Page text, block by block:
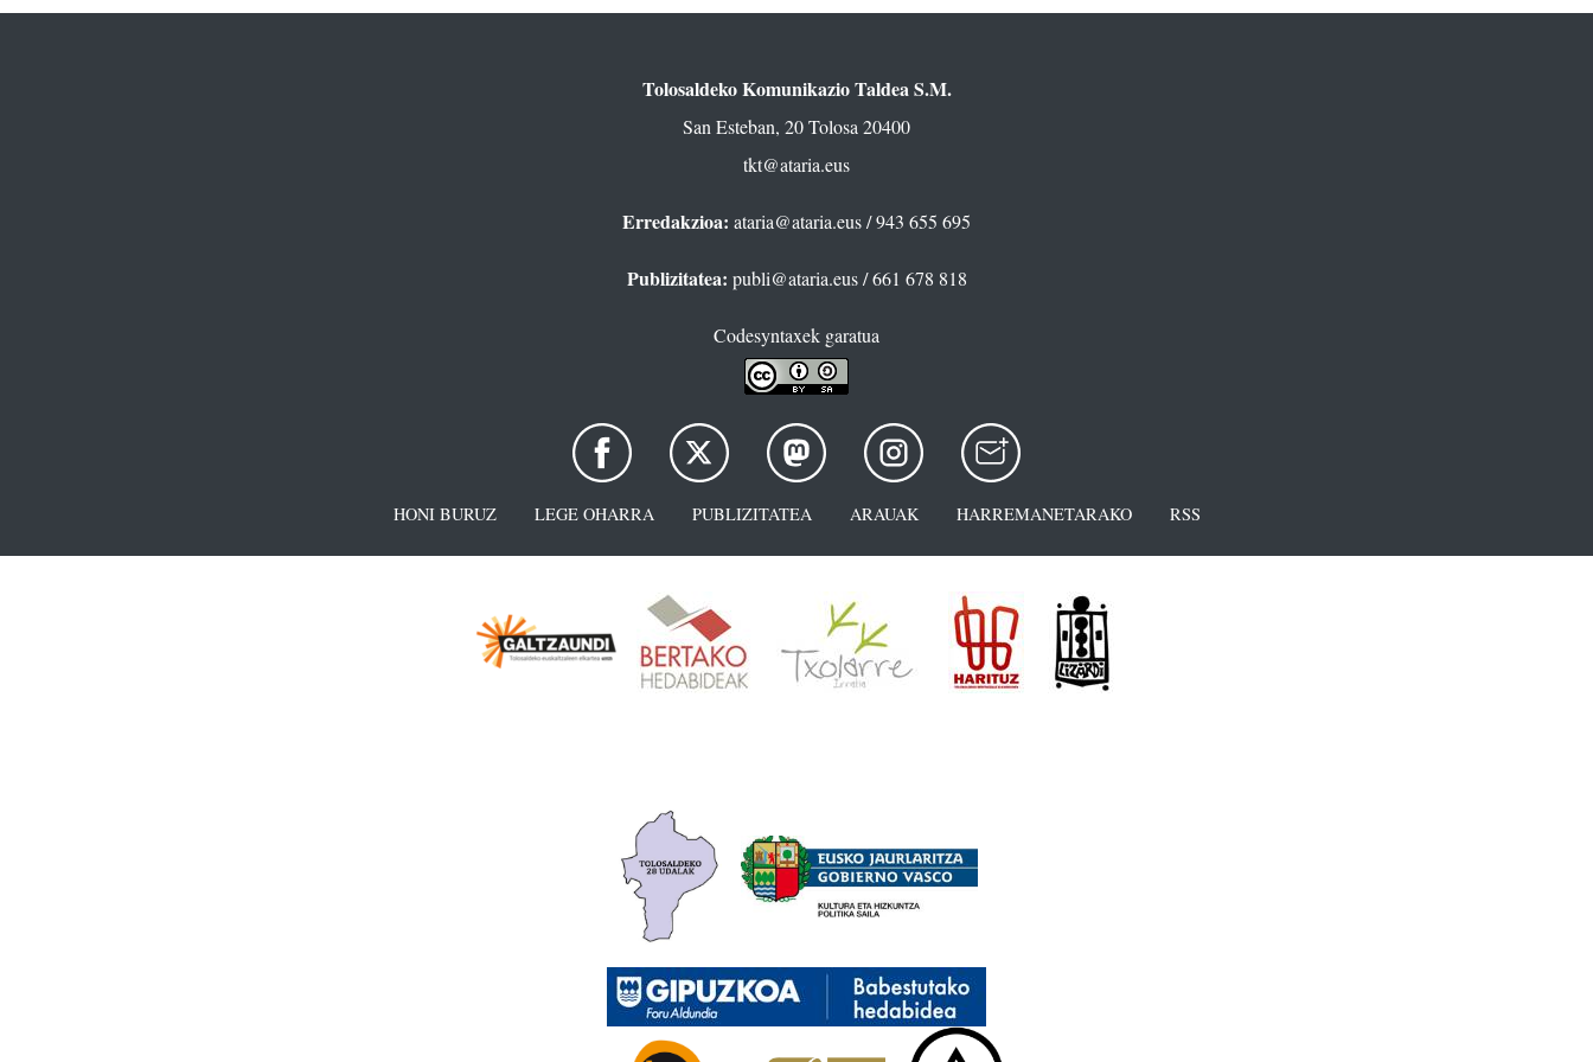
Tolosaldeko Komunikazio Taldea S.M.
San Esteban, 20 Tolosa 20400
tkt@ataria.eus
Erredakzioa: ataria@ataria.eus/ 943 655 695
Publizitatea: publi@ataria.eus/ 661 678 818
Codesyntaxek garatua
HONI BURUZ LEGE OHARRA PUBLIZITATEA ARAUAK HARREMANETARAKO RSS